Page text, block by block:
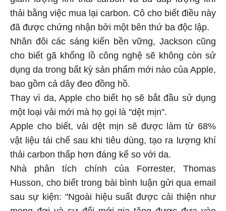
thải bằng việc mua lại carbon. Cô cho biết điều này
đã được chứng nhận bởi một bên thứ ba độc lập.
Nhân đôi các sáng kiến bền vững, Jackson cũng
cho biết gã khổng lồ công nghệ sẽ không còn sử
dụng da trong bất kỳ sản phẩm mới nào của Apple,
bao gồm cả dây đeo đồng hồ.
Thay vì da, Apple cho biết họ sẽ bắt đầu sử dụng
một loại vải mới mà họ gọi là "dệt mịn".
Apple cho biết, vải dệt mịn sẽ được làm từ 68%
vật liệu tái chế sau khi tiêu dùng, tạo ra lượng khí
thải carbon thấp hơn đáng kể so với da.
Nhà phân tích chính của Forrester, Thomas
Husson, cho biết trong bài bình luận gửi qua email
sau sự kiện: "Ngoài hiệu suất được cải thiện như